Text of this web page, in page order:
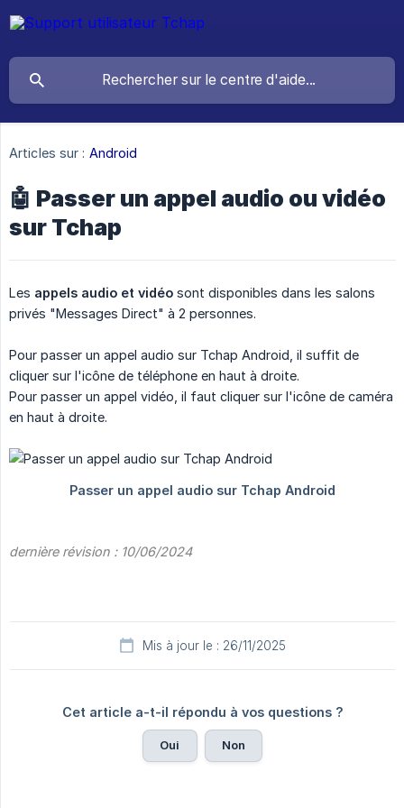
Articles sur : Android
🤖 Passer un appel audio ou vidéo
sur Tchap
Les appels audio et vidéo sont disponibles dans les salons
privés "Messages Direct" à 2 personnes.
Pour passer un appel audio sur Tchap Android, il suffit de
cliquer sur l'icône de téléphone en haut à droite.
Pour passer un appel vidéo, il faut cliquer sur l'icône de caméra
en haut à droite.
dernière révision : 10/06/2024
Mis à jour le : 26/11/2025
Cet article a-t-il répondu à vos questions ?
Oui Non